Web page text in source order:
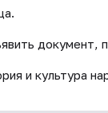
документ,
и культура